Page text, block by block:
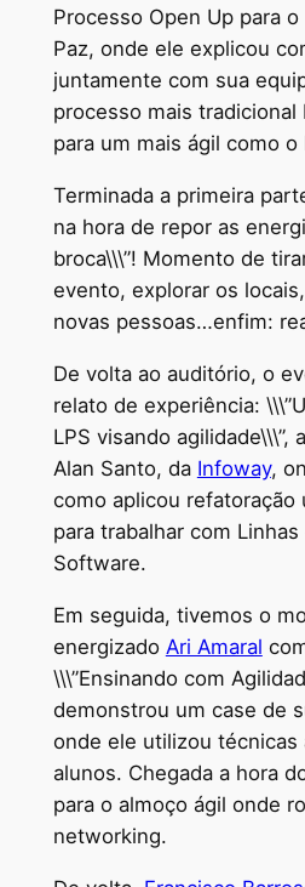
Processo Open Up para o
Paz, onde ele explicou
juntamente com sua
processo mais tradicional
para um mais ágil como o
Terminada a primeira
na hora de repor as
broca\\\”! Momento de
evento, explorar os
novas pessoas…enfim:
De volta ao auditório, o
relato de experiência:
LPS visando agilidade\\\”,
Alan Santo, da Infoway,
como aplicou refatoração
para trabalhar com
Software.
Em seguida, tivemos o
energizado Ari Amaral
\\\”Ensinando com
demonstrou um case de
onde ele utilizou técnicas
alunos. Chegada a hora
para o almoço ágil onde
networking.